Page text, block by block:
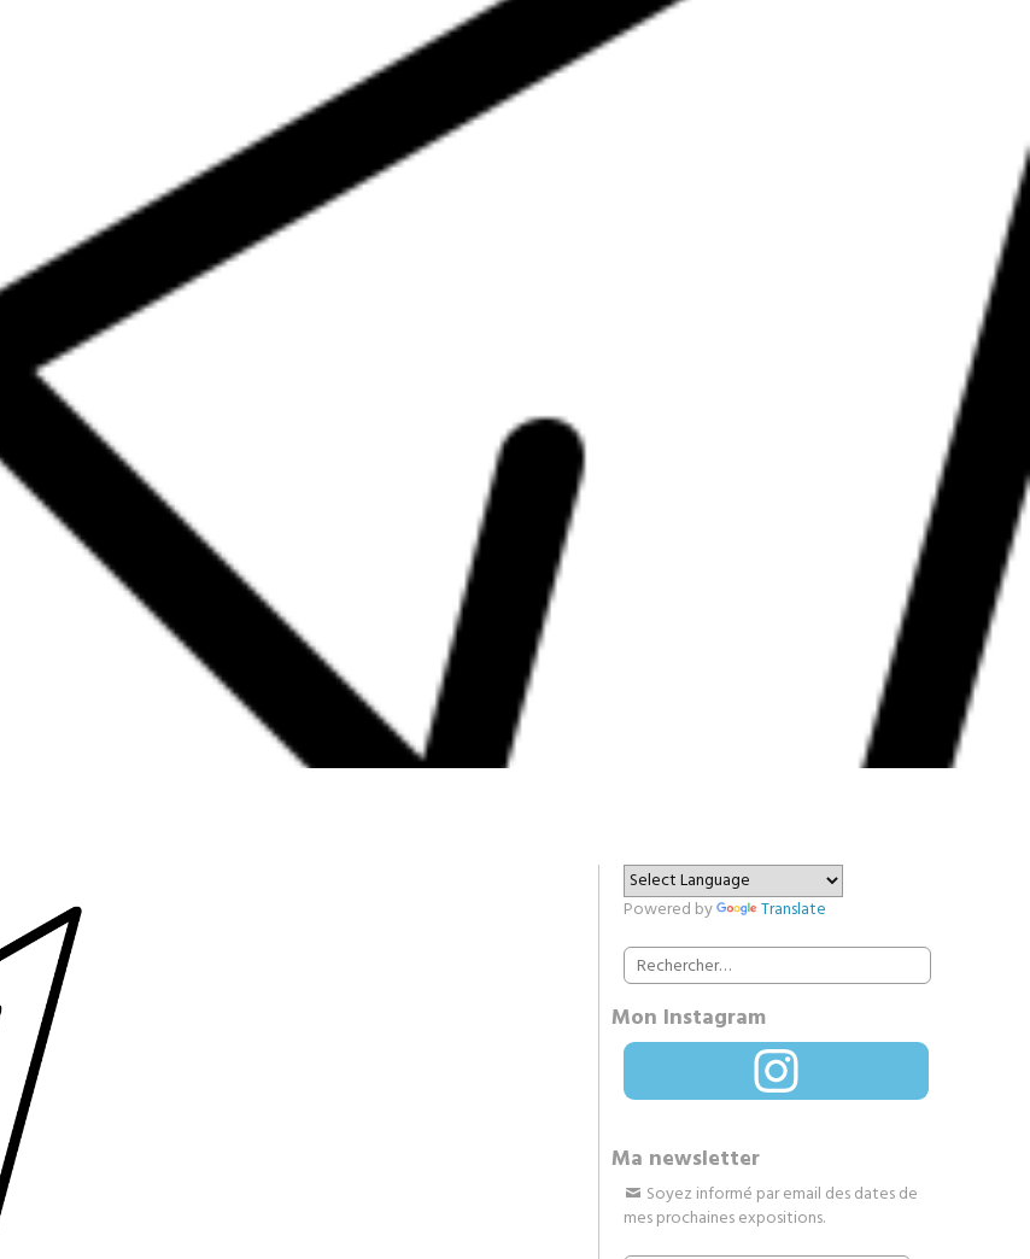
edouard-dullin-fd-blanc
Powered by
Translate
Rechercher :
Mon Instagram
Instagram
Ma newsletter
Soyez informé par email des dates de
mes prochaines expositions.